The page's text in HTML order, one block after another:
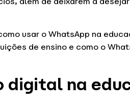
usar o WhatsApp na
de ensino e como o
digital na